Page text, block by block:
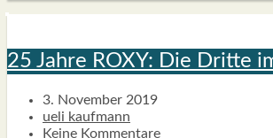
25 Jah­re ROXY: Die Drit­te
3. November 2019
ueli kaufmann
Keine Kommentare